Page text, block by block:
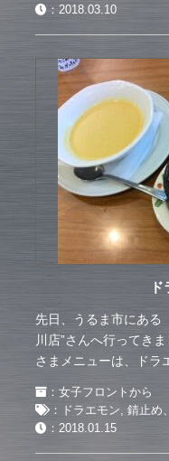
： 2018.03.10
先日、うるま市にあ
川店”さんへ行ってき
さまメニューは、ドラ
： 女子フロントから
：
ドラエモン, 錆止め
： 2018.01.15